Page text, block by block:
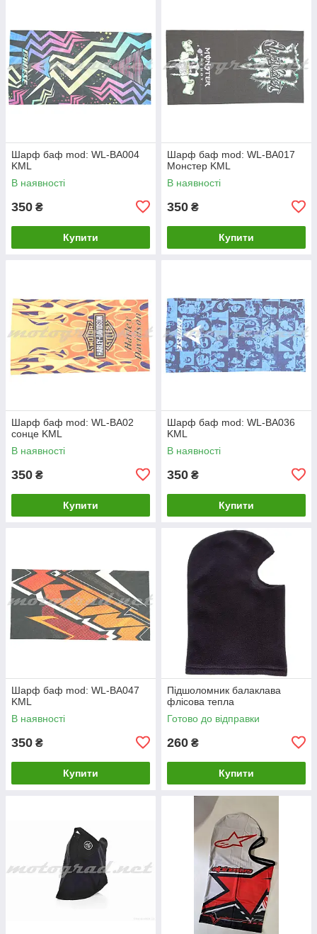
Шарф баф mod: WL-BA004
KML
В наявності
350 ₴
Купити
Шарф баф mod: WL-BA017
Монстер KML
В наявності
350 ₴
Купити
Шарф баф mod: WL-BA02
сонце KML
В наявності
350 ₴
Купити
Шарф баф mod: WL-BA036
KML
В наявності
350 ₴
Купити
Шарф баф mod: WL-BA047
KML
В наявності
350 ₴
Купити
Підшоломник балаклава
флісова тепла
Готово до відправки
260 ₴
Купити